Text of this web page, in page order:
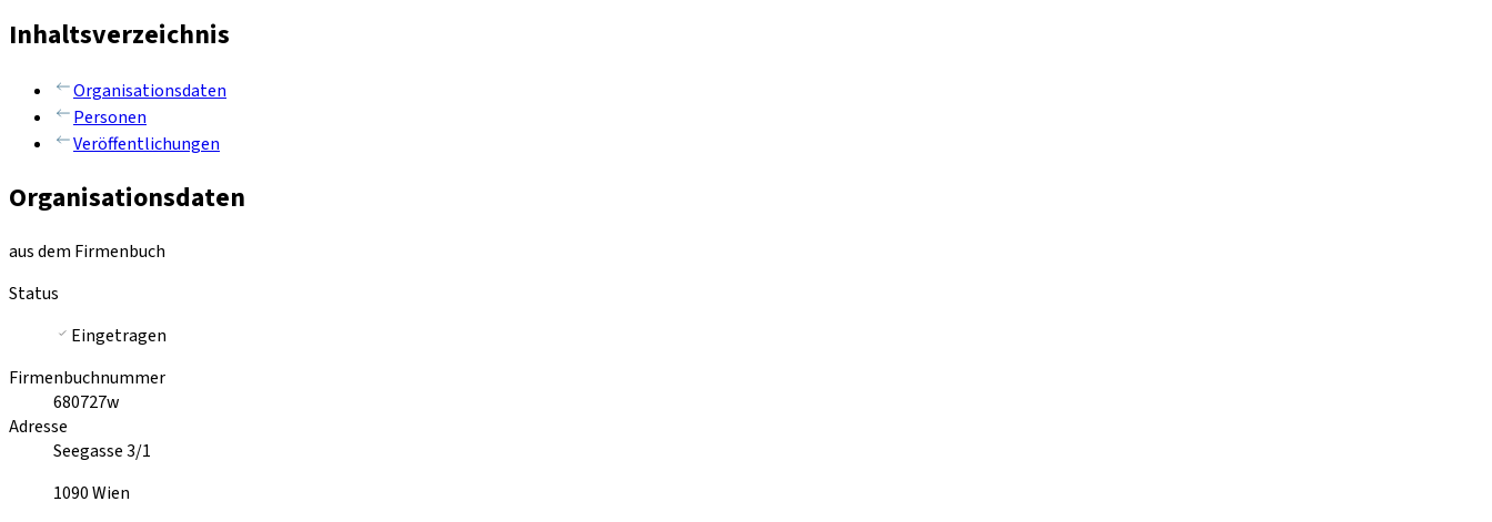
Inhaltsverzeichnis
Organisationsdaten
Personen
Veröffentlichungen
Organisationsdaten
aus dem Firmenbuch
Status
Eingetragen
Firmenbuchnummer
680727w
Adresse
Seegasse 3/1
1090Wien